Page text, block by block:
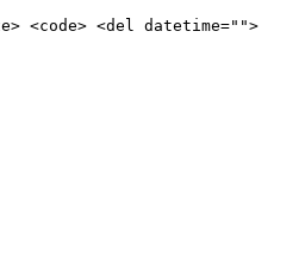
<code> <del datetime="">